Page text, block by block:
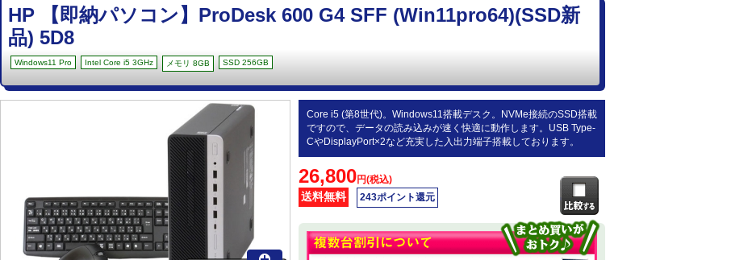
HP 【即納パソコン】ProDesk 600 G4 SFF (Win11pro64)(SSD新
品) 5D8
Windows11 Pro Intel Core i5 3GHz メモリ 8GB SSD 256GB
Core i5 (第8世代)。Windows11搭載デスク。NVMe接続のSSD搭載
ですので、データの読み込みが速く快適に動作します。USB Type-
CやDisplayPort×2など充実した入出力端子搭載しております。
26,800円(税込)
送料無料 243ポイント還元